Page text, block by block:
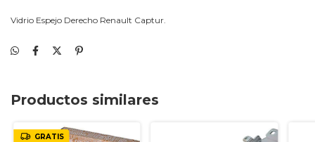
Vidrio Espejo Derecho Renault Captur.
Productos similares
GRATIS